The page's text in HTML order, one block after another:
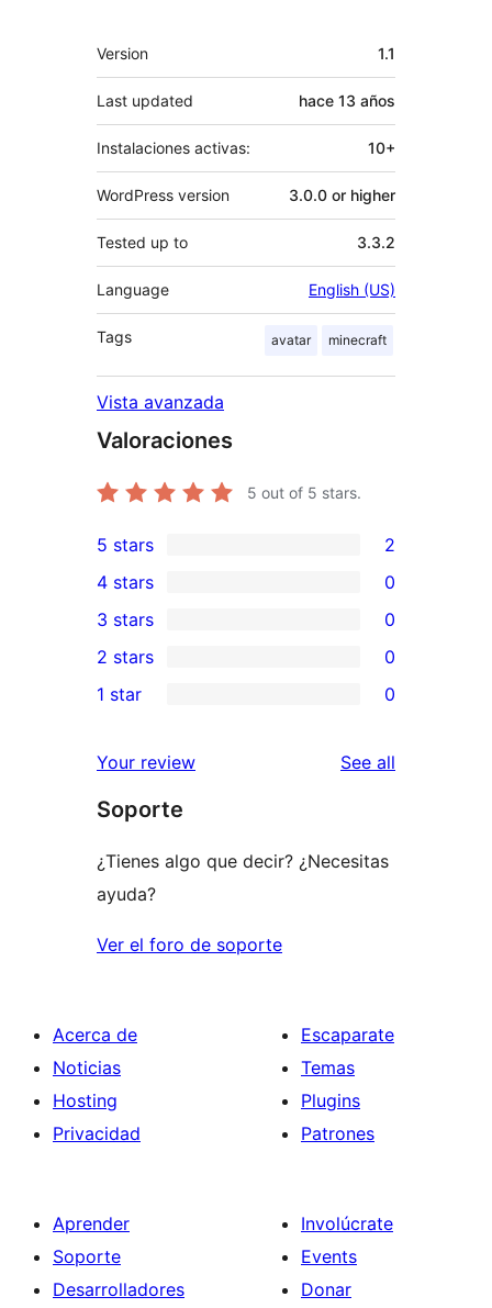
Meta
Version 1.1
Last updated hace 13 años
Instalaciones activas: 10+
WordPress version 3.0.0 or higher
Tested up to 3.3.2
Language English (US)
Tags avatar minecraft
Vista avanzada
Valoraciones
5 out of 5 stars.
2
5-
star
reviews
5 stars 2
4-
star
reviews
4 stars 0
0
3-
star
3 stars 0
2-
reviews
2 stars 0
star
reviews
1 star 0
Your review See all
Soporte
¿Tienes algo que decir? ¿Necesitas
ayuda?
Ver el foro de soporte
Acerca de
Noticias
Hosting
Privacidad
Escaparate
Temas
Plugins
Patrones
Aprender
Soporte
Desarrolladores
Involúcrate
Events
Donar